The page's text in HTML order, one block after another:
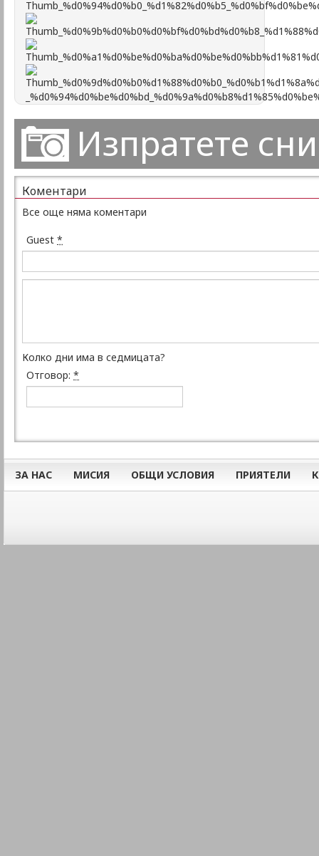
Изпратете
Коментари
Все още няма коментари
Guest *
Колко дни има в седмицата?
Отговор: *
ЗА НАС МИСИЯ ОБЩИ УСЛОВИЯ ПРИЯТЕЛИ